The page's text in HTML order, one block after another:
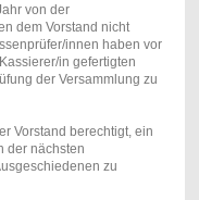
von der
dem Vorstand nicht
innen haben vor
in gefertigten
der Versammlung zu
Vorstand berechtigt, ein
der nächsten
zu